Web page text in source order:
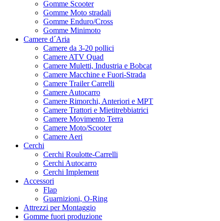
Gomme Scooter
Gomme Moto stradali
Gomme Enduro/Cross
Gomme Minimoto
Camere d´Aria
Camere da 3-20 pollici
Camere ATV Quad
Camere Muletti, Industria e Bobcat
Camere Macchine e Fuori-Strada
Camere Trailer Carrelli
Camere Autocarro
Camere Rimorchi, Anteriori e MPT
Camere Trattori e Mietitrebbiatrici
Camere Movimento Terra
Camere Moto/Scooter
Camere Aeri
Cerchi
Cerchi Roulotte-Carrelli
Cerchi Autocarro
Cerchi Implement
Accessori
Flap
Guarnizioni, O-Ring
Attrezzi per Montaggio
Gomme fuori produzione